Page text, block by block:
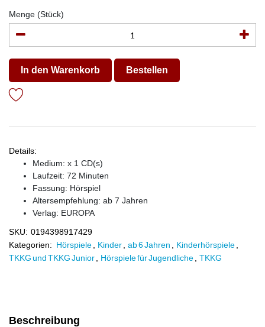
Menge (Stück)
In den Warenkorb Bestellen
Details:
Medium: x 1 CD(s)
Laufzeit: 72 Minuten
Fassung: Hörspiel
Altersempfehlung: ab 7 Jahren
Verlag: EUROPA
SKU: 0194398917429
Kategorien: Hörspiele Kinder ab 6 Jahren Kinderhörspiele
TKKG und TKKG Junior
Hörspiele für Jugendliche TKKG
Beschreibung